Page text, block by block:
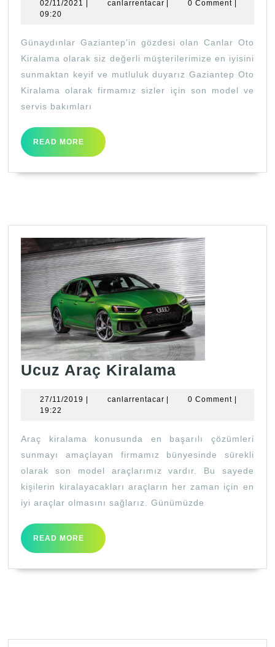
OTO
02/11/2021 02/11/2021canlarrentacarcanlarrentacar
0 Comment
09:20
Günaydınlar Gaziantep’in gözdesi olan Canlar Oto
Kiralama olarak siz değerli müşterilerimize en iyisini
sunmaktan keyif ve mutluluk duyarız Gaziantep Oto
Kiralama olarak firmamız sizler için son model ve
servis bakımları
READ MORE
READ
MORE
Ucuz Araç Kiralama
Kiralama
27/11/2019 27/11/2019
| canlarrentacarcanlarrentacar
| 0 Comment |
19:22
Araç kiralama konusunda en başarılı çözümleri
sunmayı amaçlayan firmamız bünyesinde sürekli
olarak son model araçlarımız vardır. Bu sayede
kişilerin kiralayacakları araçların her zaman için en
iyi araçlar olmasını sağlarız. Günümüzde
READ MORE
READ
MORE